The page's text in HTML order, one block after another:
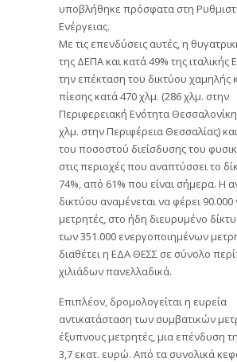
υποβλήθηκε πρόσφατα στη
Ενέργειας.
Με τις επενδύσεις αυτές, η
της ΔΕΠΑ και κατά 49% της ιταλικής
την επέκταση του δικτύου χαμηλής
πίεσης κατά 470 χλμ. (286 χλμ. στην
Περιφερειακή Ενότητα
χλμ. στην Περιφέρεια Θεσσαλίας)
του ποσοστού διείσδυσης του
στις περιοχές που αναπτύσσει το
74%, από 61% που είναι σήμερα. Η
δικτύου αναμένεται να φέρει 90.000
μετρητές, στο ήδη διευρυμένο
των 351.000 ενεργοποιημένων
διαθέτει η ΕΔΑ ΘΕΣΣ σε σύνολο
χιλιάδων πανελλαδικά.
Επιπλέον, δρομολογείται η ευρεία
αντικατάσταση των συμβατικών
έξυπνους μετρητές, μια επένδυση
3,7 εκατ. ευρώ. Από τα συνολικά